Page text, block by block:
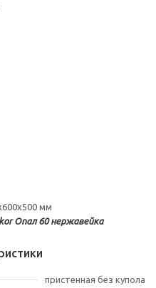
мм
Опал 60 нержавейка
пристенная без купола